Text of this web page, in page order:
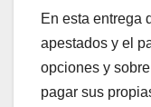
En esta entrega
apestados y el
opciones y
pagar sus